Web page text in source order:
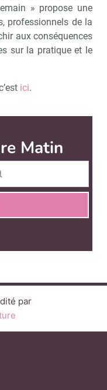
» propose une
professionnels de la
aux conséquences
sur la pratique et le
ici.
Matin
par